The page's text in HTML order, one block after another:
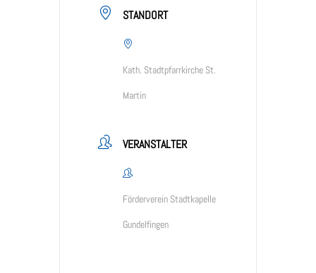
STANDORT
Kath. Stadtpfarrkirche St.
Martin
VERANSTALTER
Förderverein Stadtkapelle
Gundelfingen